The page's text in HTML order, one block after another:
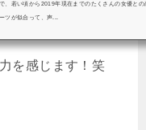
、若い頃から2019年現在までのたくさんの女優と
ツが似合って、声...
を感じます！笑